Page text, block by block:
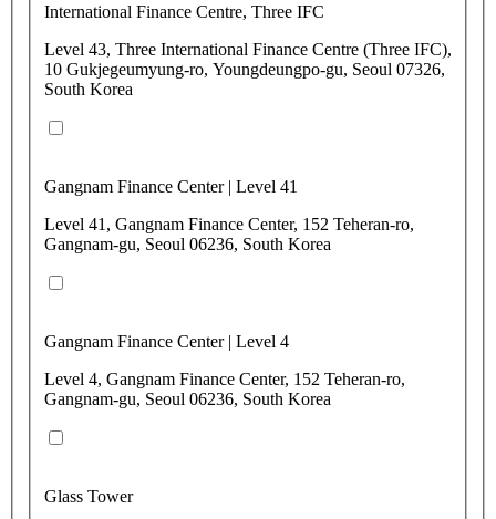
International Finance Centre, Three IFC
Level 43, Three International Finance Centre (Three IFC),
10 Gukjegeumyung-ro, Youngdeungpo-gu, Seoul 07326,
South Korea
Gangnam Finance Center | Level 41
Level 41, Gangnam Finance Center, 152 Teheran-ro,
Gangnam-gu, Seoul 06236, South Korea
Gangnam Finance Center | Level 4
Level 4, Gangnam Finance Center, 152 Teheran-ro,
Gangnam-gu, Seoul 06236, South Korea
Glass Tower